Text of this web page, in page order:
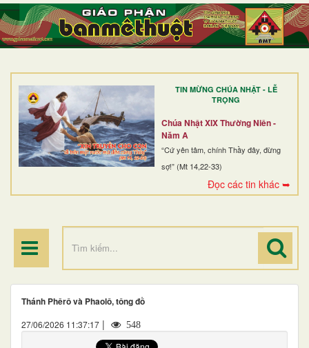
TIN MỪNG CHÚA NHẬT - LỄ
TRỌNG
Chúa Nhật XIX Thường Niên -
Năm A
“Cứ yên tâm, chính Thầy đây, đừng
sợ!” (Mt 14,22-33)
Đọc các tin khác ➥
TRANG NHẤT
GIỚI THIỆU
DÒNG TU
BAN MỤC VỤ
ĐOÀN THỂ CG
Thánh Phêrô và Phaolô, tông đồ
27/06/2026 11:37:17 | 548